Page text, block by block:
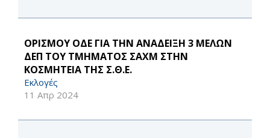
ΟΡΙΣΜΟΥ ΟΔΕ ΓΙΑ ΤΗΝ ΑΝΑΔΕΙΞΗ 3 ΜΕΛΩΝ
ΔΕΠ ΤΟΥ ΤΜΗΜΑΤΟΣ ΣΑΧΜ ΣΤΗΝ
ΚΟΣΜΗΤΕΙΑ ΤΗΣ Σ.Θ.Ε.
Εκλογές
11 Απρ 2024